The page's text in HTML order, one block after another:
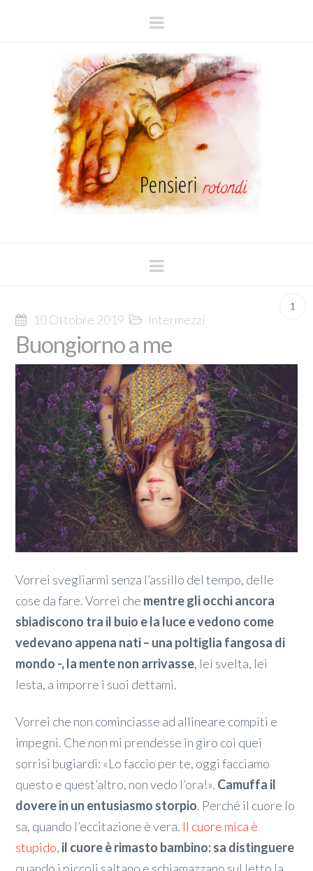
Navigation
Navigation
1
10 Ottobre 2019 Intermezzi
Buongiorno a me
Vorrei svegliarmi senza l’assillo del tempo, delle
cose da fare. Vorrei che mentre gli occhi ancora
sbiadiscono tra il buio e la luce e vedono come
vedevano appena nati – una poltiglia fangosa di
mondo -, la mente non arrivasse, lei svelta, lei
lesta, a imporre i suoi dettami.
Vorrei che non cominciasse ad allineare compiti e
impegni. Che non mi prendesse in giro coi quei
sorrisi bugiardi: «Lo faccio per te, oggi facciamo
questo e quest’altro, non vedo l’ora!». Camuffa il
dovere in un entusiasmo storpio. Perché il cuore lo
sa, quando l’eccitazione è vera. Il cuore mica è
stupido, il cuore è rimasto bambino: sa distinguere